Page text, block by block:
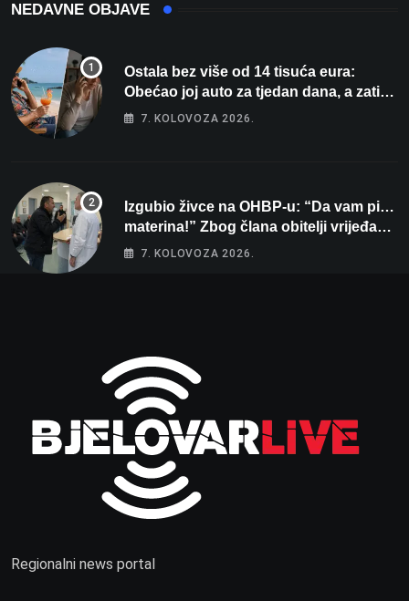
NEDAVNE OBJAVE
Ostala bez više od 14 tisuća eura:
Obećao joj auto za tjedan dana, a zatim
izmišljao opravdanja
7. KOLOVOZA 2026.
Izgubio živce na OHBP-u: “Da vam pi…
materina!” Zbog člana obitelji vrijeđao i
vikao na djelatnike
7. KOLOVOZA 2026.
Regionalni news portal